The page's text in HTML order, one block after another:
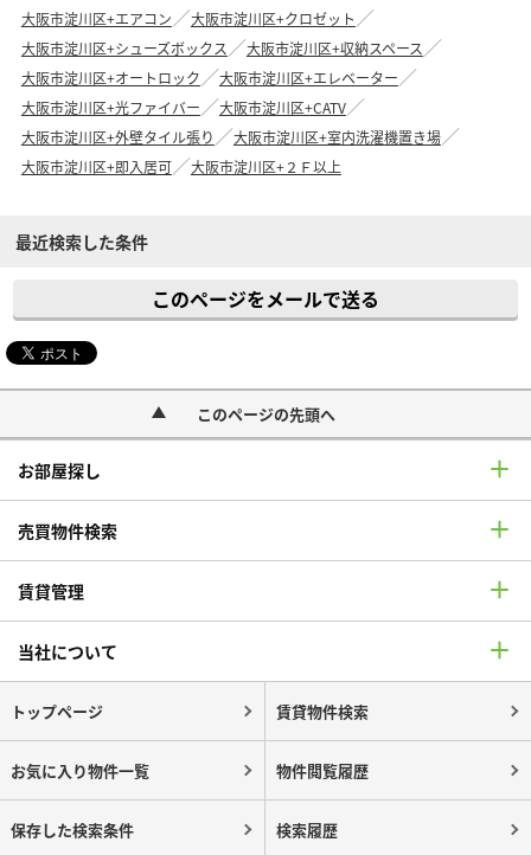
大阪市淀川区+エアコン
大阪市淀川区+クロゼット
大阪市淀川区+シューズボックス
大阪市淀川区+収納スペース
大阪市淀川区+オートロック
大阪市淀川区+エレベーター
大阪市淀川区+光ファイバー
大阪市淀川区+CATV
大阪市淀川区+外壁タイル張り
大阪市淀川区+室内洗濯機置き場
大阪市淀川区+即入居可
大阪市淀川区+２Ｆ以上
最近検索した条件
このページをメールで送る
このページの先頭へ
お部屋探し
売買物件検索
賃貸管理
当社について
トップページ 賃貸物件検索
お気に入り物件一覧 物件閲覧履歴
保存した検索条件 検索履歴